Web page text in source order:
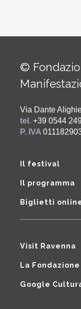
©
Via Dante
tel. +39 0544
P. IVA
Il festival
Il programma
Biglietti
Visit Ravenna
La Fondazione
Google